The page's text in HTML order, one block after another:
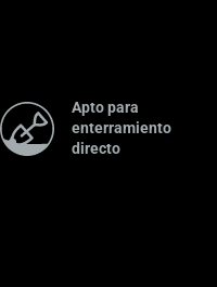
Apto para
enterramiento
directo